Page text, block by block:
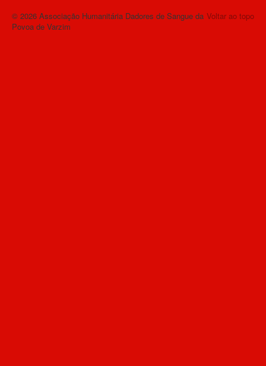
Voltar ao topo
© 2026 Associação Humanitária Dadores de Sangue da
Povoa de Varzim